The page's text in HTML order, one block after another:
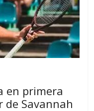
en primera
de Savannah